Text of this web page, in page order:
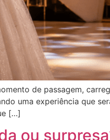
de passagem,
uma experiência que
[…]
ou